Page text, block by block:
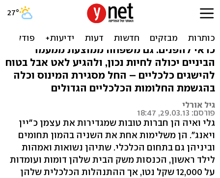
אפשר לסגור את החודש בלי
אוברדראפט? כן
כדאי להפנים: גם משפחה ממוצעת ממעמד
הביניים יכולה לחיות נכון, ולהגיע לאט אבל בטוח
להישגים כלכליים – החל מסגירת המינוס וכלה
בהגשמת החלומות הכלכליים הגדולים
גיל אורלי
פורסם: 29.03.13, 18:47
גלי ואיה הן חברות טובות שמגדירות את עצמן כ"יין
ויאנג". הן משלימות אחת את השניה בהמון תחומים
וביניהן גם בתחום הכלכלי. שתיהן נשואות ואמהות
לילד ראשון, הכנסות משק הבית שלהן דומות ועומדות
על 12,000 שקל נטו, אך ההתנהלות הכלכלית שלהן